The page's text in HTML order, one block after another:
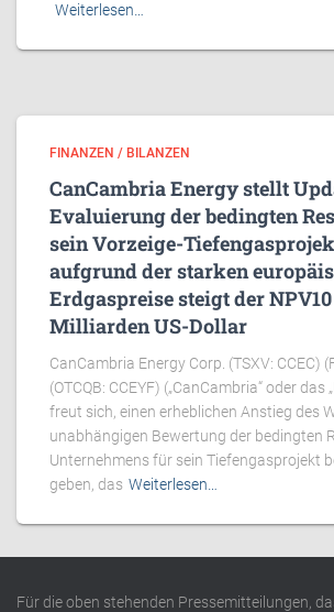
Weiterlesen…
FINANZEN / BILANZEN
CanCambria Energy stellt
Evaluierung der bedingten
sein Vorzeige-
aufgrund der starken
Erdgaspreise steigt der
Milliarden US-Dollar
CanCambria Energy Corp. (TSXV: CCEC)
(OTCQB: CCEYF) („CanCambria“ oder das
freut sich, einen erheblichen Anstieg des
unabhängigen Bewertung der bedingten
Unternehmens für sein Tiefengasprojekt
geben, das Weiterlesen…
Für die oben stehenden Pressemitteilungen,